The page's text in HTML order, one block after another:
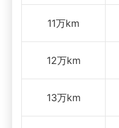
11万km
12万km
13万km